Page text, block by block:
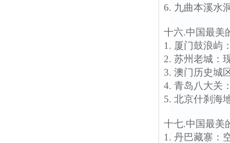
6. 九曲本溪水
十六.中国最美
1. 厦门鼓浪屿
2. 苏州老城：
3. 澳门历史城
4. 青岛八大关
5. 北京什刹海
十七.中国最美
1. 丹巴藏寨：